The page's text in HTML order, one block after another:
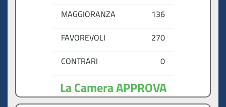
MAGGIORANZA
136
FAVOREVOLI
270
CONTRARI
0
La Camera APPROVA